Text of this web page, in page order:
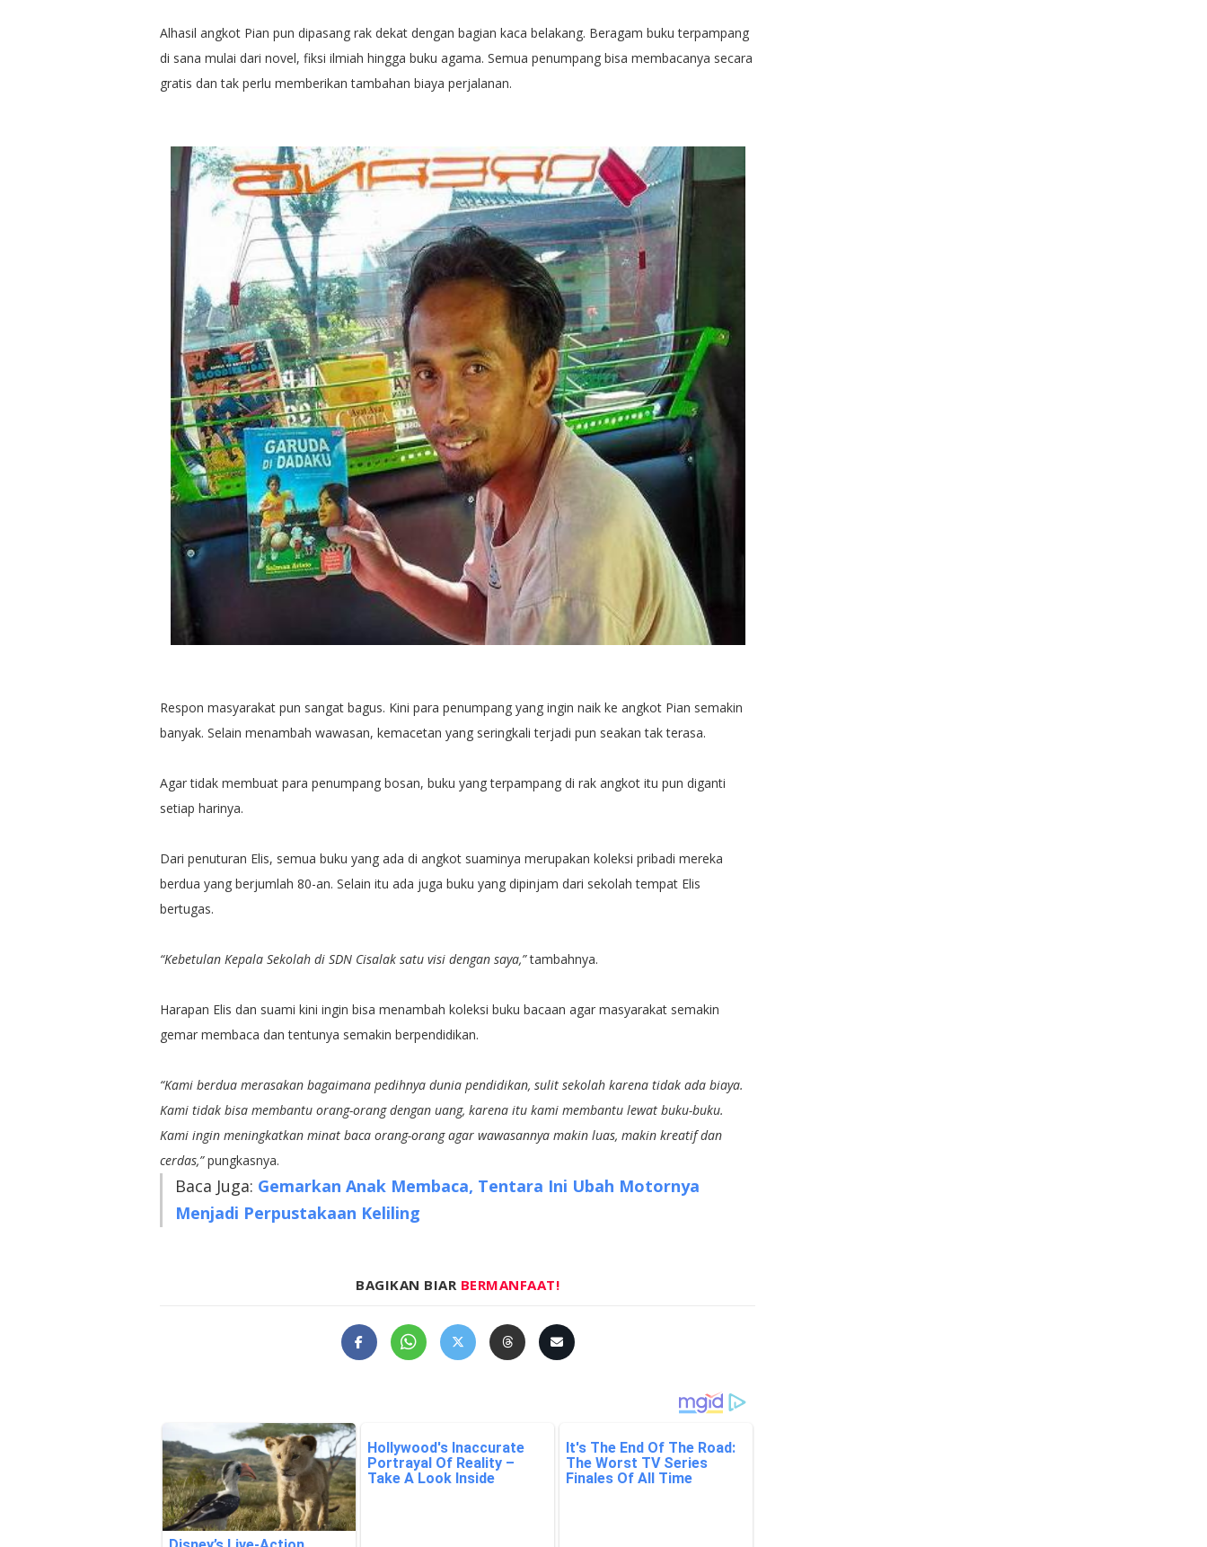
Alhasil angkot Pian pun dipasang rak dekat dengan bagian kaca belakang. Beragam buku terpampang
di sana mulai dari novel, fiksi ilmiah hingga buku agama. Semua penumpang bisa membacanya secara
gratis dan tak perlu memberikan tambahan biaya perjalanan.
Respon masyarakat pun sangat bagus. Kini para penumpang yang ingin naik ke angkot Pian semakin
banyak. Selain menambah wawasan, kemacetan yang seringkali terjadi pun seakan tak terasa.
Agar tidak membuat para penumpang bosan, buku yang terpampang di rak angkot itu pun diganti
setiap harinya.
Dari penuturan Elis, semua buku yang ada di angkot suaminya merupakan koleksi pribadi mereka
berdua yang berjumlah 80-an. Selain itu ada juga buku yang dipinjam dari sekolah tempat Elis
bertugas.
“Kebetulan Kepala Sekolah di SDN Cisalak satu visi dengan saya,”tambahnya.
Harapan Elis dan suami kini ingin bisa menambah koleksi buku bacaan agar masyarakat semakin
gemar membaca dan tentunya semakin berpendidikan.
“Kami berdua merasakan bagaimana pedihnya dunia pendidikan, sulit sekolah karena tidak ada biaya.
Kami tidak bisa membantu orang-orang dengan uang, karena itu kami membantu lewat buku-buku.
Kami ingin meningkatkan minat baca orang-orang agar wawasannya makin luas, makin kreatif dan
cerdas,”pungkasnya.
Baca Juga: Gemarkan Anak Membaca, Tentara Ini Ubah Motornya
Menjadi Perpustakaan Keliling
BAGIKAN BIAR BERMANFAAT!